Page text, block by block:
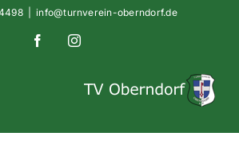
info@turnverein-oberndorf.de
FacebookInstagram